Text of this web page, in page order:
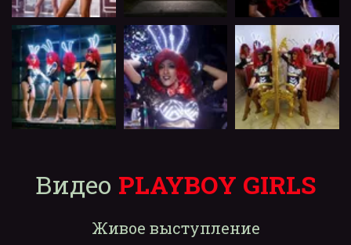
Видео PLAYBOY GIRLS
Живое выступление